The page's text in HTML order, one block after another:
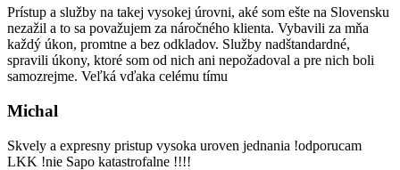
Prístup a služby na takej vysokej úrovni, aké som ešte na Slovensku
nezažil a to sa považujem za náročného klienta. Vybavili za mňa
každý úkon, promtne a bez odkladov. Služby nadštandardné,
spravili úkony, ktoré som od nich ani nepožadoval a pre nich boli
samozrejme. Veľká vďaka celému tímu
Michal
Skvely a expresny pristup vysoka uroven jednania !odporucam
LKK !nie Sapo katastrofalne !!!!